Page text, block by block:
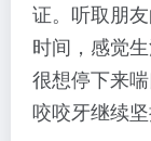
证。听取朋
时间，感觉
很想停下来
咬咬牙继续坚